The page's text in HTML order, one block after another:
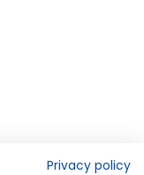
Privacy policy